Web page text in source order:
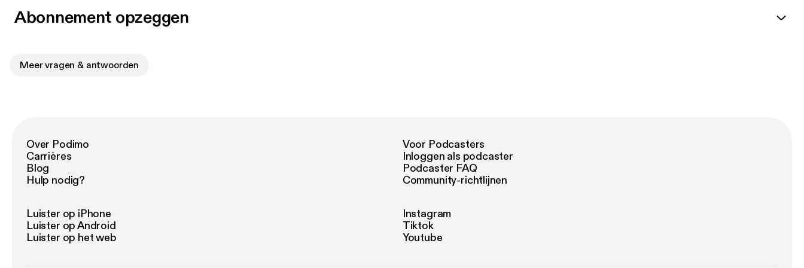
Abonnement opzeggen
Meer vragen & antwoorden
Over Podimo
Carrières
Blog
Hulp nodig?
Voor Podcasters
Inloggen als podcaster
Podcaster FAQ
Community-richtlijnen
Luister op iPhone
Luister op Android
Luister op het web
Instagram
Tiktok
Youtube